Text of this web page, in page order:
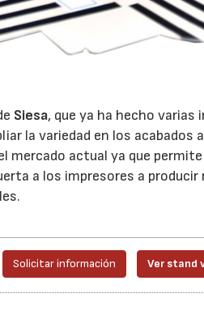
Siesa, que ya ha hecho varias
la variedad en los acabados
mercado actual ya que
a los impresores a
Solicitar información Ver stand